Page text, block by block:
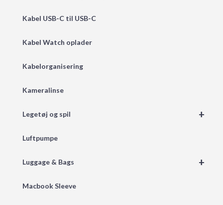
Kabel USB-C til USB-C
Kabel Watch oplader
Kabelorganisering
Kameralinse
+
Legetøj og spil
Luftpumpe
+
Luggage & Bags
Macbook Sleeve